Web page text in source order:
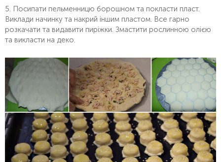
5. Посипати пельменницю борошном та покласти пласт.
Виклади начинку та накрий іншим пластом. Все гарно
розкачати та видавити пиріжки. Змастити рослинною олією
та викласти на деко.